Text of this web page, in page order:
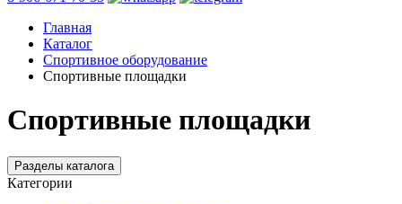
Главная
Каталог
Спортивное оборудование
Спортивные площадки
Спортивные площадки
Разделы каталога
Категории